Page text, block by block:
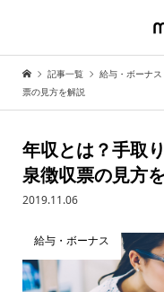
記事一覧 給与・ボーナス
票の見方を解説
年収とは？手取
泉徴収票の見方
2019.11.06
給与・ボーナス